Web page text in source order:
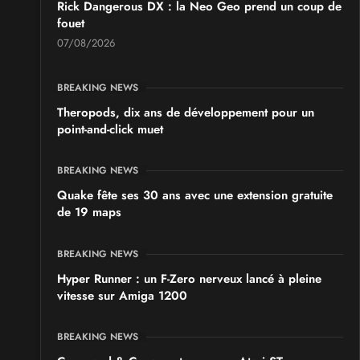
SALONS & CONVENTIONS GEEKS
Japan Manga Wave Colmar 2026
Rick Dangerous DX : la Neo Geo prend un coup de
fouet
07/08/2026
BREAKING NEWS
Theropods, dix ans de développement pour un
point-and-click muet
BREAKING NEWS
Quake fête ses 30 ans avec une extension gratuite
de 19 maps
BREAKING NEWS
Hyper Runner : un F-Zero nerveux lancé à pleine
vitesse sur Amiga 1200
BREAKING NEWS